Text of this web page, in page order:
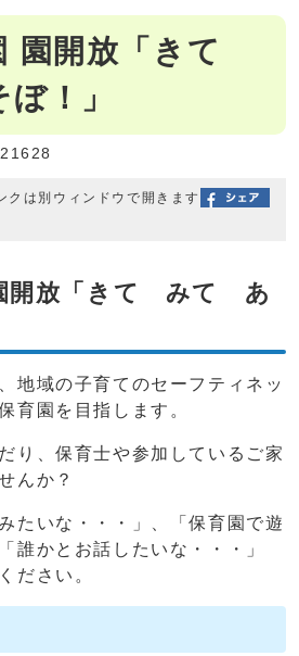
園開放「きて
！」
クは別ウィンドウで開きます
開放「きて みて あ
地域の子育てのセーフティネッ
育園を目指します。
り、保育士や参加しているご家
んか？
たいな・・・」、「保育園で遊
誰かとお話したいな・・・」
ださい。